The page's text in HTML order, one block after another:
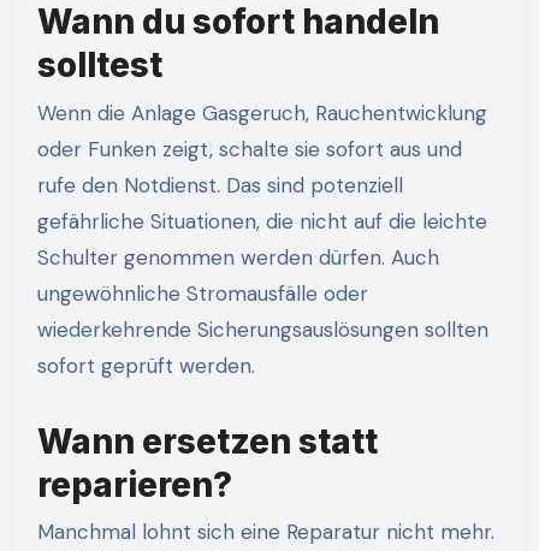
Wann du sofort handeln
solltest
Wenn die Anlage Gasgeruch, Rauchentwicklung
oder Funken zeigt, schalte sie sofort aus und
rufe den Notdienst. Das sind potenziell
gefährliche Situationen, die nicht auf die leichte
Schulter genommen werden dürfen. Auch
ungewöhnliche Stromausfälle oder
wiederkehrende Sicherungsauslösungen sollten
sofort geprüft werden.
Wann ersetzen statt
reparieren?
Manchmal lohnt sich eine Reparatur nicht mehr.